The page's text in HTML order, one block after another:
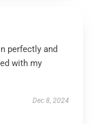
perfectly and
with my
Dec 8, 2024